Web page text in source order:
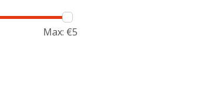
Max: €5